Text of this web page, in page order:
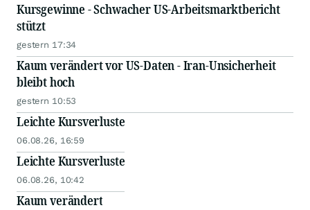
Kursgewinne - Schwacher US-Arbeitsmarktbericht
stützt
gestern 17:34
Kaum verändert vor US-Daten - Iran-Unsicherheit
bleibt hoch
gestern 10:53
Leichte Kursverluste
06.08.26, 16:59
Leichte Kursverluste
06.08.26, 10:42
Kaum verändert